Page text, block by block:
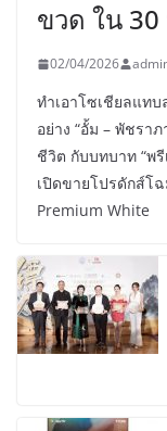
ขวด ใน
02/04/2026
ทำเอาโซเชียลแทบ
อย่าง “อั้ม – พัชรา
ชีวิต กับบทบาท “พ
เปิดขายโปรดักส์โฉ
Premium White